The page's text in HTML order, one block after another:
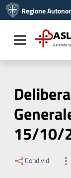
Vai al menu di
Vai al footer
Regione
Toggle ASL
Azienda
15/10/
Condividi